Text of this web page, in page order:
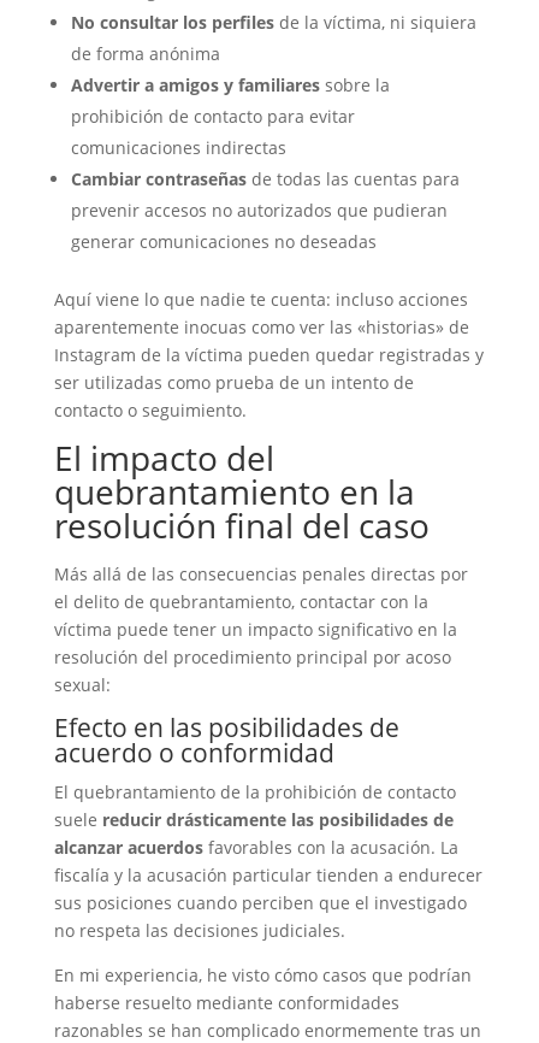
No consultar los perfilesde la víctima, ni siquiera
de forma anónima
Advertir a amigos y familiaressobre la
prohibición de contacto para evitar
comunicaciones indirectas
Cambiar contraseñasde todas las cuentas para
prevenir accesos no autorizados que pudieran
generar comunicaciones no deseadas
Aquí viene lo que nadie te cuenta: incluso acciones
aparentemente inocuas como ver las «historias» de
Instagram de la víctima pueden quedar registradas y
ser utilizadas como prueba de un intento de
contacto o seguimiento.
El impacto del
quebrantamiento en la
resolución final del caso
Más allá de las consecuencias penales directas por
el delito de quebrantamiento, contactar con la
víctima puede tener un impacto significativo en la
resolución del procedimiento principal por acoso
sexual:
Efecto en las posibilidades de
acuerdo o conformidad
El quebrantamiento de la prohibición de contacto
suele reducir drásticamente las posibilidades de
alcanzar acuerdosfavorables con la acusación. La
fiscalía y la acusación particular tienden a endurecer
sus posiciones cuando perciben que el investigado
no respeta las decisiones judiciales.
En mi experiencia, he visto cómo casos que podrían
haberse resuelto mediante conformidades
razonables se han complicado enormemente tras un